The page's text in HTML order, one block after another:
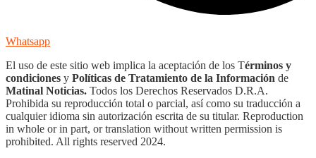
Whatsapp
El uso de este sitio web implica la aceptación de los Términos y
condiciones y Políticas de Tratamiento de la Información de
Matinal Noticias. Todos los Derechos Reservados D.R.A.
Prohibida su reproducción total o parcial, así como su traducción a
cualquier idioma sin autorización escrita de su titular. Reproduction
in whole or in part, or translation without written permission is
prohibited. All rights reserved 2024.